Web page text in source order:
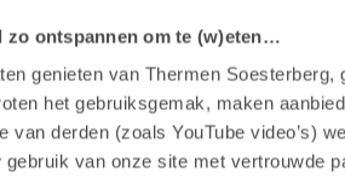
zo ontspannen om te (w)eten…
genieten van Thermen Soesterberg,
het gebruiksgemak, maken
van derden (zoals YouTube video’s)
gebruik van onze site met vertrouwde